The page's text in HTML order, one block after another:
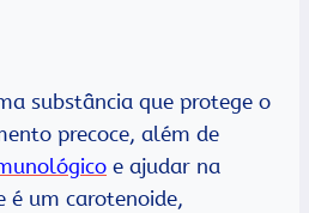
substância que protege o
precoce, além de
e ajudar na
é um carotenoide,